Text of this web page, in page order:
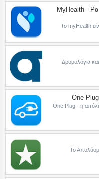
MyHealth -
Το myHealth
Δρομολόγια
One Plug
One Plug - η
Το